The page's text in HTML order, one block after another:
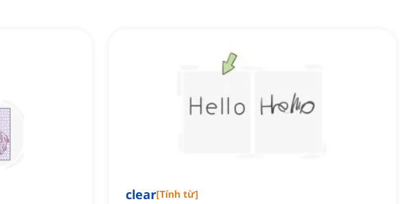
clear[Tính từ]